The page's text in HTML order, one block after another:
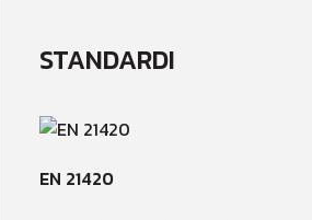
STANDARDI
EN 21420